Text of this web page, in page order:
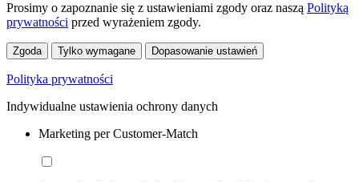
Prosimy o zapoznanie się z ustawieniami zgody oraz naszą Polityką
prywatności przed wyrażeniem zgody.
Zgoda Tylko wymagane Dopasowanie ustawień
Polityka prywatności
Indywidualne ustawienia ochrony danych
Marketing per Customer-Match